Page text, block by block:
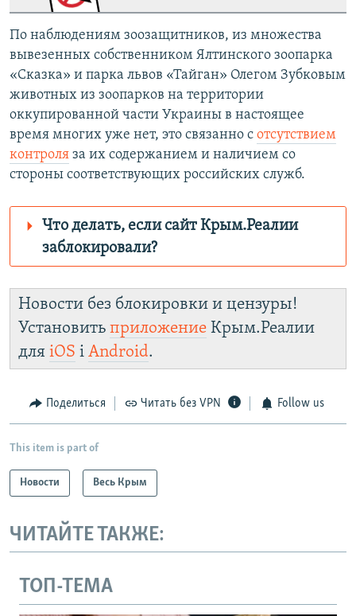
По наблюдениям зоозащитников, из множества
вывезенных собственником Ялтинского зоопарка
«Сказка» и парка львов «Тайган» Олегом Зубковым
животных из зоопарков на территории
оккупированной части Украины в настоящее
время многих уже нет, это связанно с отсутствием
контроля за их содержанием и наличием со
стороны соответствующих российских служб.
Что делать, если сайт Крым.Реалии
заблокировали?
Крым.Реалии
зеркального
сайта: https://d1nm9his2drspj.cloudfront.net/
установить VPN
Новости без блокировки и цензуры!
Установить приложение Крым.Реалии
для iOS і Android.
Поделиться Читать без VPN Follow us
This item is part of
Новости Весь Крым
ЧИТАЙТЕ ТАКЖЕ:
ТОП-ТЕМА